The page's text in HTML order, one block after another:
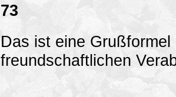
73
Das ist eine
freundschaftlichen